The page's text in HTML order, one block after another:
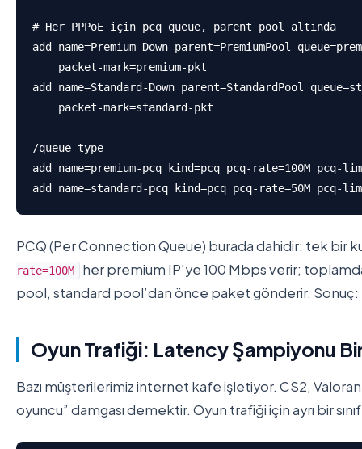
# Her PPPoE için pcq queue, parent pool altında
add name=Premium-Down parent=PremiumPool
    packet-mark=premium-pkt
add name=Standard-Down parent=StandardPool
    packet-mark=standard-pkt
/queue type
add name=premium-pcq kind=pcq pcq-rate=100M
add name=standard-pcq kind=pcq pcq-rate=50M
PCQ (Per Connection Queue) burada dahidir: tek bir
rate=100M
her premium IP’ye 100 Mbps verir;
pool, standard pool’dan önce paket gönderir.
Oyun Trafiği: Latency Şampiyonu Bir
Bazı müşterilerimiz internet kafe işletiyor. CS2,
oyuncu” damgası demektir. Oyun trafiği için ayrı bir